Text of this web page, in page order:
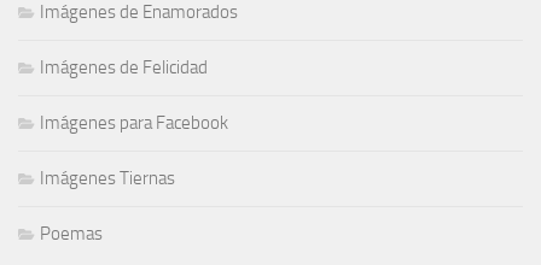
Imágenes de Enamorados
Imágenes de Felicidad
Imágenes para Facebook
Imágenes Tiernas
Poemas